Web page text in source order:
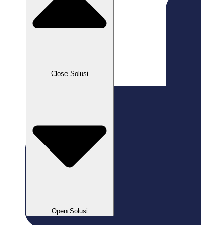
Close Solusi
Open Solusi